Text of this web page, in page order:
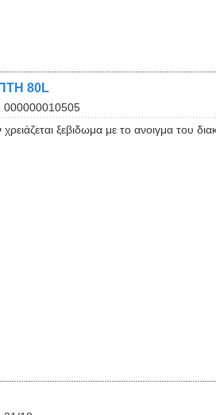
80L
000000010505
ξεβιδωμα με το ανοιγμα του